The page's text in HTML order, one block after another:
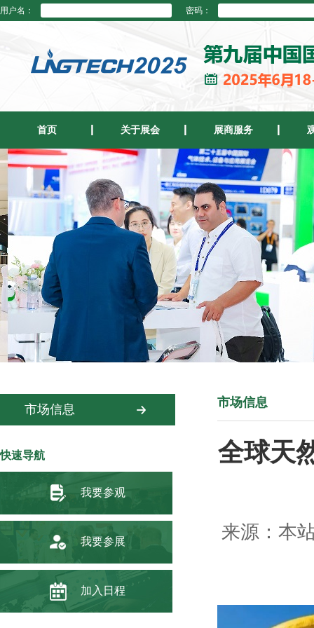
用户名： 密码：
首页 关于展会 展商服务
市场信息
快速导航
我要参观
我要参展
加入日程
市场信息
全球天
来源：本